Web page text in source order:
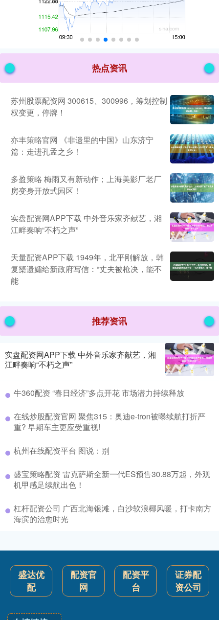
热点资讯
苏州股票配资网 300615、300996，筹划控制
权变更，停牌！
亦丰策略官网 《非遗里的中国》山东济宁
篇：走进孔孟之乡！
多盈策略 梅雨又有新动作；上海美影厂老厂
房变身开放式园区！
实盘配资网APP下载 中外音乐家齐献艺，湘
江畔奏响“不朽之声”
天量配资APP下载 1949年，北平刚解放，韩
复榘遗孀给新政府写信：“丈夫被枪决，能不
能
推荐资讯
实盘配资网APP下载 中外音乐家齐献艺，湘
江畔奏响“不朽之声”
牛360配资 “春日经济”多点开花 市场潜力持续释放
在线炒股配资官网 聚焦315：奥迪e-tron被曝续航打折严
重? 早期车主更应受重视!
杭州在线配资平台 图说：别
盛宝策略配资 雷克萨斯全新一代ES预售30.88万起，外观
机甲感足续航出色！
杠杆配资公司 广西北海银滩，白沙软浪椰风暖，打卡南方
海滨的治愈时光
盛达优
配
配资官
网
配资平
台
证券配
资公司